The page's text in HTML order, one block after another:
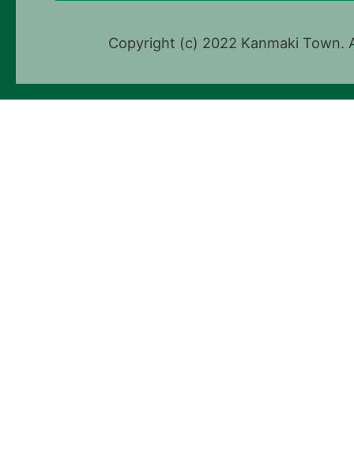
Copyright (c) 2022 Kanmaki Town.